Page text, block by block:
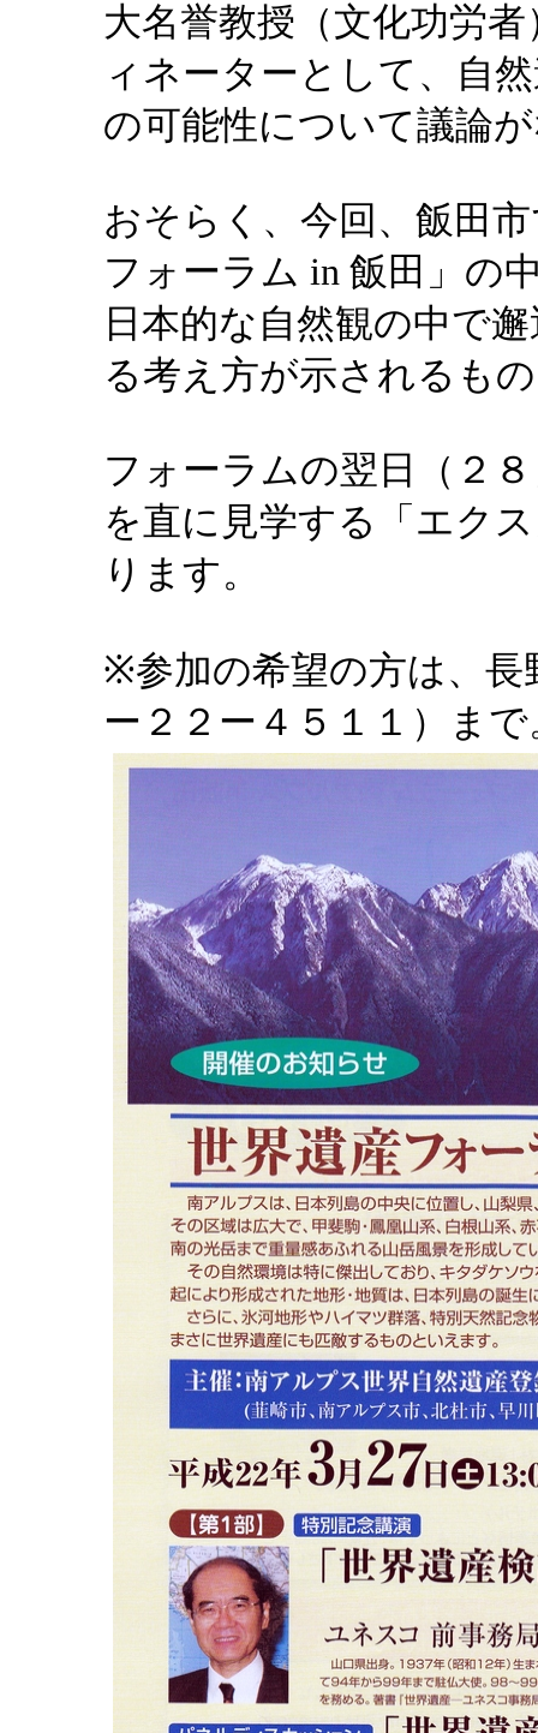
大名誉教授（文化功労
ィネーターとして、自
の可能性について議論
おそらく、今回、飯田
フォーラム in 飯田」の
日本的な自然観の中で
る考え方が示されるも
フォーラムの翌日（２
を直に見学する「エク
ります。
※参加の希望の方は、
ー２２ー４５１１）まで